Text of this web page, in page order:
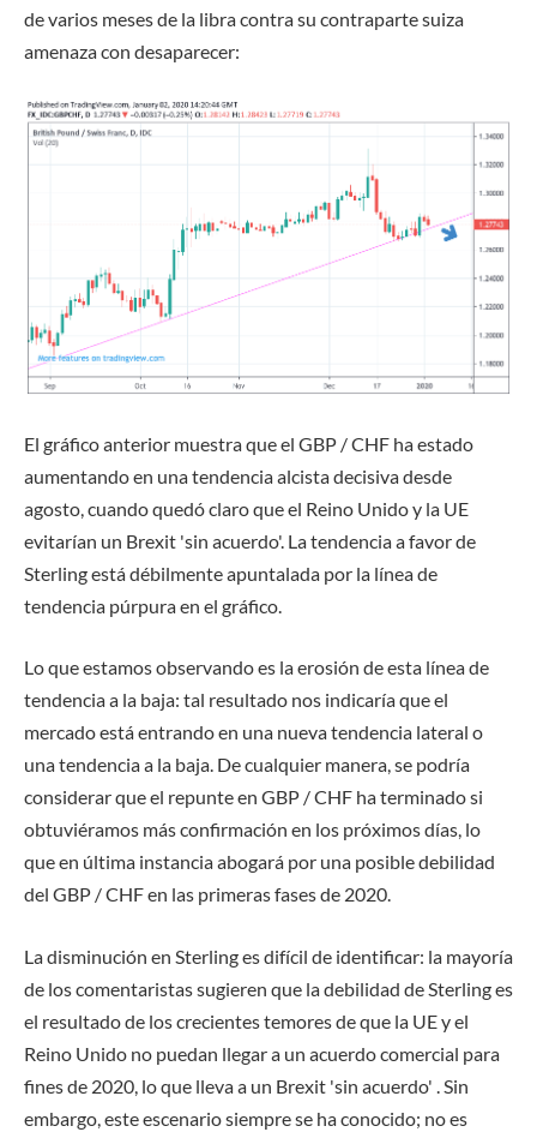
de varios meses de la libra contra su contraparte suiza
amenaza con desaparecer:
El gráfico anterior muestra que el GBP / CHF ha estado
aumentando en una tendencia alcista decisiva desde
agosto, cuando quedó claro que el Reino Unido y la UE
evitarían un Brexit 'sin acuerdo'. La tendencia a favor de
Sterling está débilmente apuntalada por la línea de
tendencia púrpura en el gráfico.
Lo que estamos observando es la erosión de esta línea de
tendencia a la baja: tal resultado nos indicaría que el
mercado está entrando en una nueva tendencia lateral o
una tendencia a la baja. De cualquier manera, se podría
considerar que el repunte en GBP / CHF ha terminado si
obtuviéramos más confirmación en los próximos días, lo
que en última instancia abogará por una posible debilidad
del GBP / CHF en las primeras fases de 2020.
La disminución en Sterling es difícil de identificar: la mayoría
de los comentaristas sugieren que la debilidad de Sterling es
el resultado de los crecientes temores de que la UE y el
Reino Unido no puedan llegar a un acuerdo comercial para
fines de 2020, lo que lleva a un Brexit 'sin acuerdo' . Sin
embargo, este escenario siempre se ha conocido; no es